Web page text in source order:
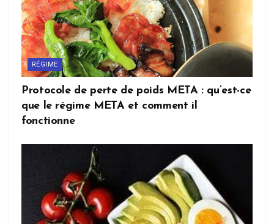
RÉGIME
Protocole de perte de poids META : qu’est-ce
que le régime META et comment il
fonctionne